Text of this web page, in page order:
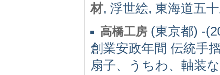
材, 浮世絵, 東海道五
高橋工房 (東京都) -
創業安政年間 伝統手
扇子、うちわ、軸装